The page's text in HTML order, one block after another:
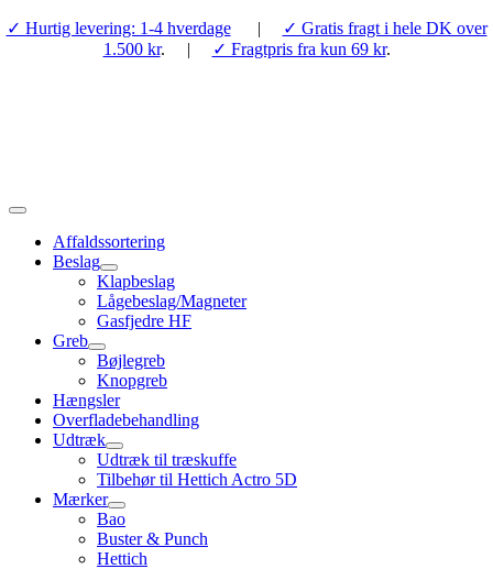
Skip
✓ Hurtig levering: 1-4 hverdage|
✓ Gratis fragt i hele DK over
1.500 kr. | ✓ Fragtpris fra kun 69 kr.
Toggle
NavigationAffaldssortering
Beslag
Klapbeslag
Lågebeslag/Magneter
Gasfjedre HF
Greb
Bøjlegreb
Knopgreb
Hængsler
Overfladebehandling
Udtræk
Udtræk til træskuffe
Tilbehør til Hettich Actro 5D
Mærker
Bao
Buster & Punch
Hettich